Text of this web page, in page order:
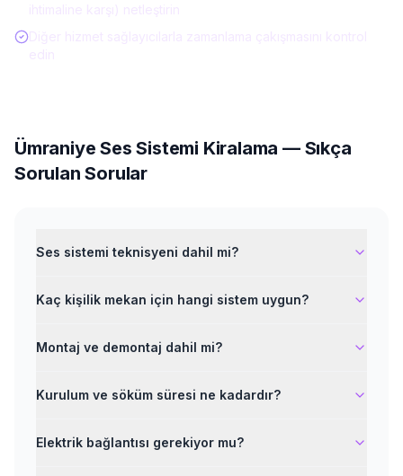
Ümraniye Ses Sistemi Kiralama — Sıkça
Sorulan Sorular
Ses sistemi teknisyeni dahil mi?
Kaç kişilik mekan için hangi sistem uygun?
Montaj ve demontaj dahil mi?
Kurulum ve söküm süresi ne kadardır?
Elektrik bağlantısı gerekiyor mu?